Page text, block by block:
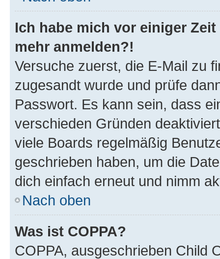
Ich habe mich vor einiger
mehr anmelden?!
Versuche zuerst, die E-Mail zu
zugesandt wurde und prüfe
Passwort. Es kann sein, dass
verschieden Gründen
viele Boards regelmäßig
geschrieben haben, um die
dich einfach erneut und nimm
Nach oben
Was ist COPPA?
COPPA, ausgeschrieben Child